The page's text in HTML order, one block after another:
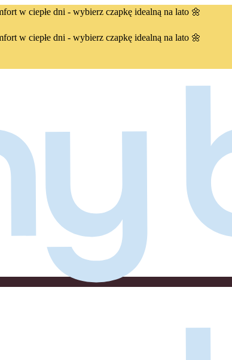
w ciepłe dni - wybierz czapkę idealną na lato 🌼
w ciepłe dni - wybierz czapkę idealną na lato 🌼